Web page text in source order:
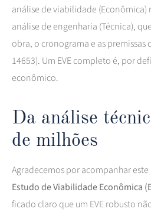
análise de viabilidade (Econômica)
análise de engenharia (Técnica),
obra, o cronograma e as premissas
14653). Um EVE completo é, por
econômico.
Da análise
de milhões
Agradecemos por acompanhar
Estudo de Viabilidade Econômica
ficado claro que um EVE robusto